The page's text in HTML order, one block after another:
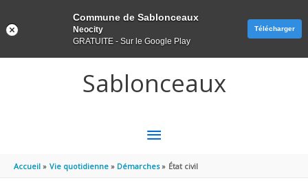
Sablonceaux
MENU
PRINCIPAL
Accueil Vie quotidienne Démarches État civil
Commune de Sablonceaux
Neocity
GRATUITE - Sur le Google Play
Télécharger